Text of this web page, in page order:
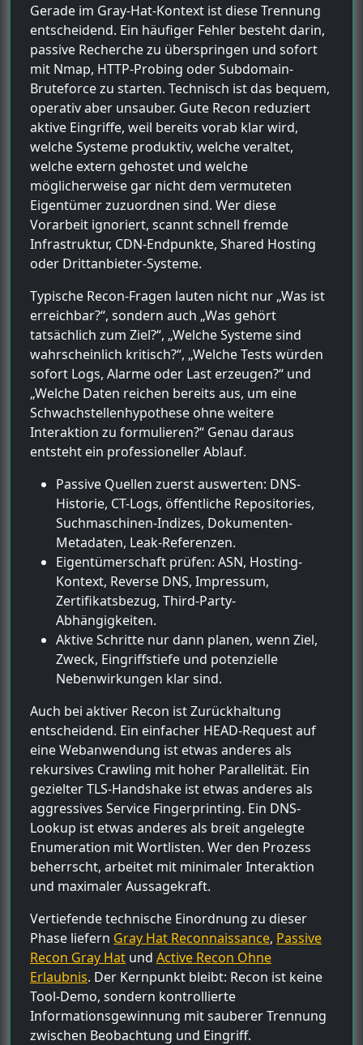
Gerade im Gray-Hat-Kontext ist diese Trennung
entscheidend. Ein häufiger Fehler besteht darin,
passive Recherche zu überspringen und sofort
mit Nmap, HTTP-Probing oder Subdomain-
Bruteforce zu starten. Technisch ist das bequem,
operativ aber unsauber. Gute Recon reduziert
aktive Eingriffe, weil bereits vorab klar wird,
welche Systeme produktiv, welche veraltet,
welche extern gehostet und welche
möglicherweise gar nicht dem vermuteten
Eigentümer zuzuordnen sind. Wer diese
Vorarbeit ignoriert, scannt schnell fremde
Infrastruktur, CDN-Endpunkte, Shared Hosting
oder Drittanbieter-Systeme.
Typische Recon-Fragen lauten nicht nur „Was ist
erreichbar?“, sondern auch „Was gehört
tatsächlich zum Ziel?“, „Welche Systeme sind
wahrscheinlich kritisch?“, „Welche Tests würden
sofort Logs, Alarme oder Last erzeugen?“ und
„Welche Daten reichen bereits aus, um eine
Schwachstellenhypothese ohne weitere
Interaktion zu formulieren?“ Genau daraus
entsteht ein professioneller Ablauf.
Passive Quellen zuerst auswerten: DNS-
Historie, CT-Logs, öffentliche Repositories,
Suchmaschinen-Indizes, Dokumenten-
Metadaten, Leak-Referenzen.
Eigentümerschaft prüfen: ASN, Hosting-
Kontext, Reverse DNS, Impressum,
Zertifikatsbezug, Third-Party-
Abhängigkeiten.
Aktive Schritte nur dann planen, wenn Ziel,
Zweck, Eingriffstiefe und potenzielle
Nebenwirkungen klar sind.
Auch bei aktiver Recon ist Zurückhaltung
entscheidend. Ein einfacher HEAD-Request auf
eine Webanwendung ist etwas anderes als
rekursives Crawling mit hoher Parallelität. Ein
gezielter TLS-Handshake ist etwas anderes als
aggressives Service Fingerprinting. Ein DNS-
Lookup ist etwas anderes als breit angelegte
Enumeration mit Wortlisten. Wer den Prozess
beherrscht, arbeitet mit minimaler Interaktion
und maximaler Aussagekraft.
Vertiefende technische Einordnung zu dieser
Phase liefern Gray Hat Reconnaissance, Passive
Recon Gray Hat und Active Recon Ohne
Erlaubnis. Der Kernpunkt bleibt: Recon ist keine
Tool-Demo, sondern kontrollierte
Informationsgewinnung mit sauberer Trennung
zwischen Beobachtung und Eingriff.